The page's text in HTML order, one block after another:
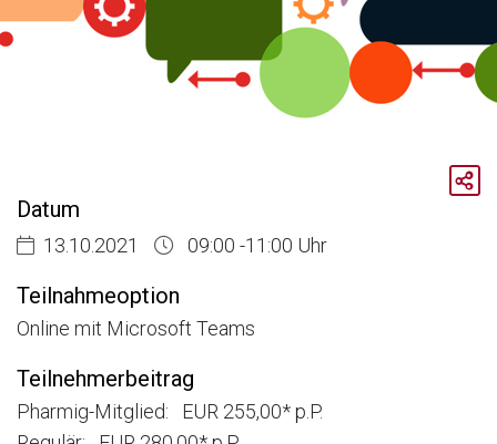
Seminarreihe Digital Pharma Marketing - 8 Steps For Best Practice: Step 1:
Datum
13.10.2021 09:00 -11:00 Uhr
Teilnahmeoption
Online mit Microsoft Teams
Teilnehmerbeitrag
Pharmig-Mitglied: EUR 255,00* p.P.